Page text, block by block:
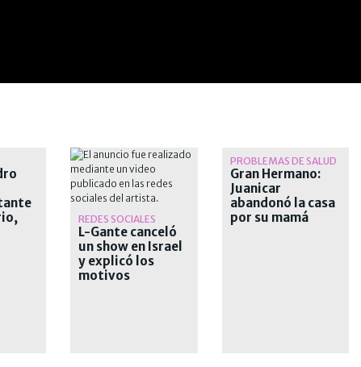
REDES SOCIALES
L-Gante canceló
un show en Israel
y explicó los
motivos
PROBLEMAS DE SALUD
Gran Hermano:
Juanicar
abandonó la casa
por su mamá